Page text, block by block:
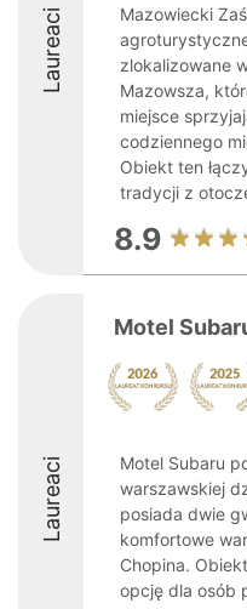
Laureaci
Mazowiecki
zlokalizowane
Mazowsza,
miejsce
codziennego
Obiekt ten
tradycji z
8.9
Laureaci
Motel
Motel Subaru
warszawskiej
posiada dwie
komfortowe
Chopina.
opcję dla osób